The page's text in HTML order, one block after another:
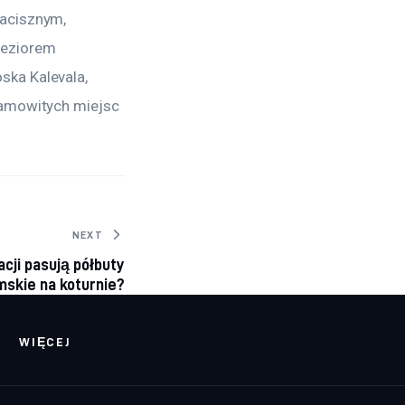
Kalevala,
miejsc
NEXT
pasują półbuty
na koturnie?
WIĘCEJ